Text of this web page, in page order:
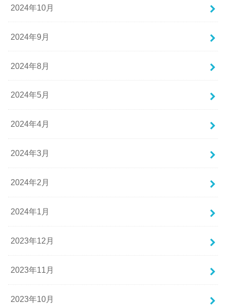
2024年10月
2024年9月
2024年8月
2024年5月
2024年4月
2024年3月
2024年2月
2024年1月
2023年12月
2023年11月
2023年10月